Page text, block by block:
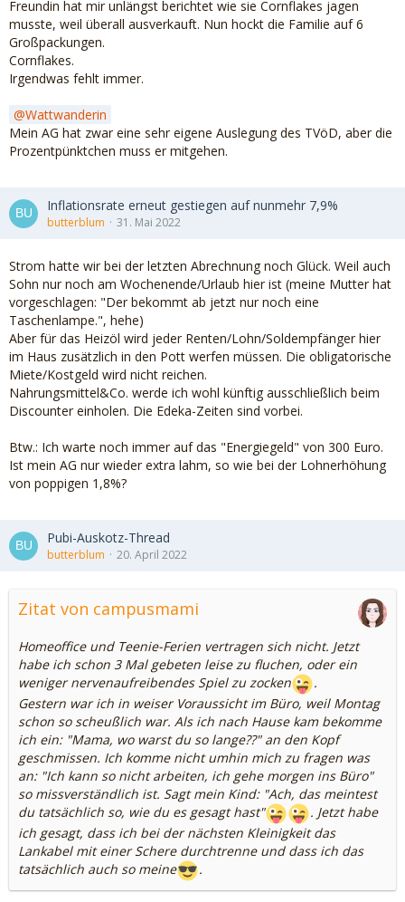
Freundin hat mir unlängst berichtet wie sie Cornflakes jagen
musste, weil überall ausverkauft. Nun hockt die Familie auf 6
Großpackungen.
Cornflakes.
Irgendwas fehlt immer.
Wattwanderin
Mein AG hat zwar eine sehr eigene Auslegung des TVöD, aber die
Prozentpünktchen muss er mitgehen.
Inflationsrate erneut gestiegen auf nunmehr 7,9%
butterblum 31. Mai 2022
Strom hatte wir bei der letzten Abrechnung noch Glück. Weil auch
Sohn nur noch am Wochenende/Urlaub hier ist (meine Mutter hat
vorgeschlagen: "Der bekommt ab jetzt nur noch eine
Taschenlampe.", hehe)
Aber für das Heizöl wird jeder Renten/Lohn/Soldempfänger hier
im Haus zusätzlich in den Pott werfen müssen. Die obligatorische
Miete/Kostgeld wird nicht reichen.
Nahrungsmittel&Co. werde ich wohl künftig ausschließlich beim
Discounter einholen. Die Edeka-Zeiten sind vorbei.
Btw.: Ich warte noch immer auf das "Energiegeld" von 300 Euro.
Ist mein AG nur wieder extra lahm, so wie bei der Lohnerhöhung
von poppigen 1,8%?
Pubi-Auskotz-Thread
butterblum 20. April 2022
Zitat von campusmami
Homeoffice und Teenie-Ferien vertragen sich nicht. Jetzt
habe ich schon 3 Mal gebeten leise zu fluchen, oder ein
weniger nervenaufreibendes Spiel zu zocken
.
Gestern war ich in weiser Voraussicht im Büro, weil Montag
schon so scheußlich war. Als ich nach Hause kam bekomme
ich ein: "Mama, wo warst du so lange??" an den Kopf
geschmissen. Ich komme nicht umhin mich zu fragen was
an: "Ich kann so nicht arbeiten, ich gehe morgen ins Büro"
so missverständlich ist. Sagt mein Kind: "Ach, das meintest
du tatsächlich so, wie du es gesagt hast"
. Jetzt habe
ich gesagt, dass ich bei der nächsten Kleinigkeit das
Lankabel mit einer Schere durchtrenne und dass ich das
tatsächlich auch so meine
.